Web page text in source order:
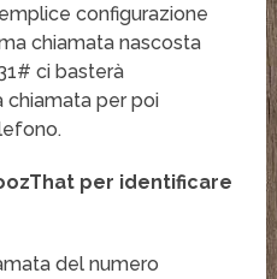
configurazione
chiamata nascosta
ci basterà
chiamata per poi
per identificare
del numero